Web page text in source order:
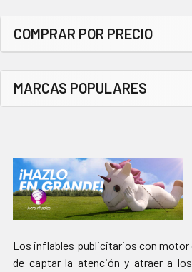
COMPRAR POR PRECIO
MARCAS POPULARES
Los inflables publicitarios con motor
de captar la atención y atraer a